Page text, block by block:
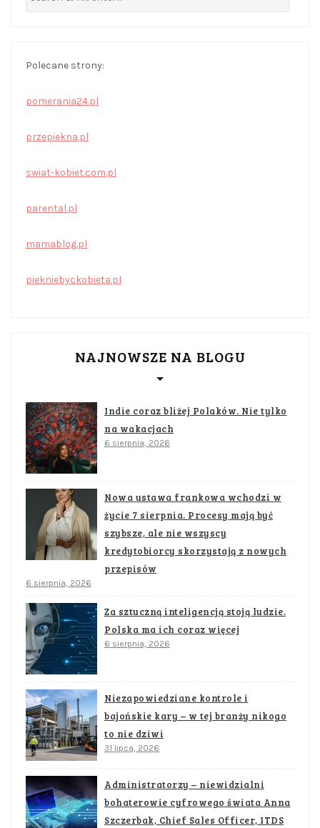
Polecane strony:
pomerania24.pl
przepiekna.pl
swiat-kobiet.com.pl
parental.pl
mamablog.pl
piekniebyckobieta.pl
NAJNOWSZE NA BLOGU
Indie coraz bliżej Polaków. Nie tylko
na wakacjach
6 sierpnia, 2026
Nowa ustawa frankowa wchodzi w
życie 7 sierpnia. Procesy mają być
szybsze, ale nie wszyscy
kredytobiorcy skorzystają z nowych
przepisów
6 sierpnia, 2026
Za sztuczną inteligencją stoją ludzie.
Polska ma ich coraz więcej
6 sierpnia, 2026
Niezapowiedziane kontrole i
bajońskie kary – w tej branży nikogo
to nie dziwi
31 lipca, 2026
Administratorzy – niewidzialni
bohaterowie cyfrowego świata Anna
Szczerbak, Chief Sales Officer, ITDS